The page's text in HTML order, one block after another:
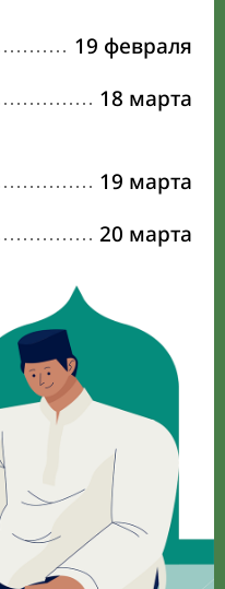
19 февраля
18 марта
19 марта
20 марта